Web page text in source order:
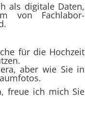
als digitale Daten,
von Fachlabor-
für die Hochzeit
aber wie Sie in
freue ich mich Sie